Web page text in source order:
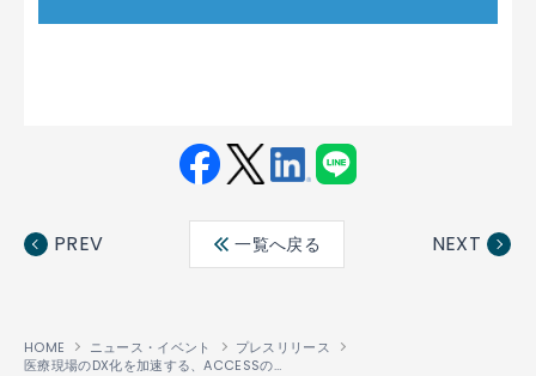
ebo ter
edin
PREV 一覧へ戻る NEXT
HOME ニュース・イベント
プレスリリース
医療現場のDX化を加速する、ACCESSの自動打刻「Linkit® 勤怠」がインフォコムの就業管理「CWS」とシステム連携